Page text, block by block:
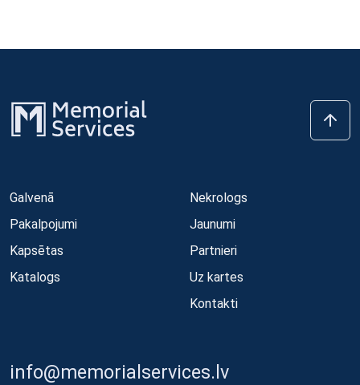
Galvenā
Pakalpojumi
Kapsētas
Katalogs
Nekrologs
Jaunumi
Partnieri
Uz kartes
Kontakti
info@memorialservices.lv